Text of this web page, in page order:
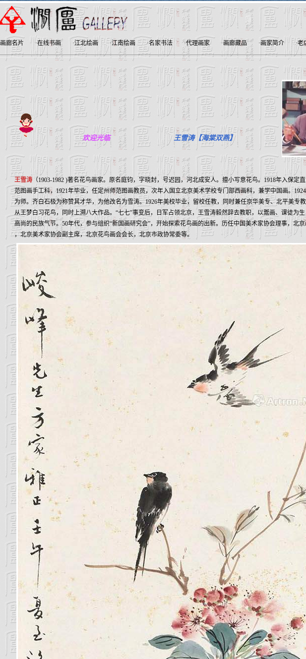
画廊名片 ·在线书画 ·江北绘画 ·江南绘画 ·名家书法 ·代理画家 ·画廊藏品 ·画家简介 ·老
欢迎光临 王雪涛【海棠双燕】
王雪涛 （1903-1982 )著名花鸟画家。原名庭钧，字晓封，号迟园，河北成安人。擅小写意花鸟。1918年入保定
范图画手工科，1921年毕业，任定州师范图画教员，次年入国立北京美术学校专门部西画科，兼学中国画。
为师。齐白石极为称赞其才华，为他改名为雪涛。1926年美校毕业，留校任教，同时兼任京华美专、北平美专
从王梦白习花鸟，同时上溯八大作品。“七七”事变后，日军占领北京，王雪涛毅然辞去教职，以鬻画、课徒为
高尚的民族气节。50年代，参与组织“新国画研究会”，开始探索花鸟画的出新。历任中国美术家协会理事，北
，北京美术家协会副主席，北京花鸟画会会长，北京市政协常委等。